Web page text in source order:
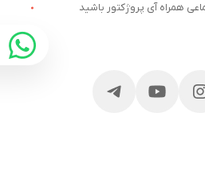
همراه آی پروژکتور باشید